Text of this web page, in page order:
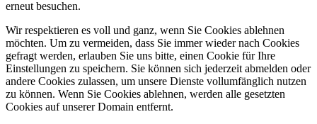
erneut besuchen.
Wir respektieren es voll und ganz, wenn Sie Cookies ablehnen
möchten. Um zu vermeiden, dass Sie immer wieder nach Cookies
gefragt werden, erlauben Sie uns bitte, einen Cookie für Ihre
Einstellungen zu speichern. Sie können sich jederzeit abmelden oder
andere Cookies zulassen, um unsere Dienste vollumfänglich nutzen
zu können. Wenn Sie Cookies ablehnen, werden alle gesetzten
Cookies auf unserer Domain entfernt.